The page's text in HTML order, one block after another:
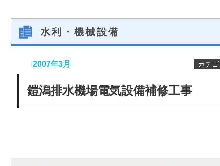
水利・機械設備
2007年3月 カテゴ
鎧潟排水機場電気設備補修工事